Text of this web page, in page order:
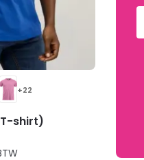
+22
shirt)